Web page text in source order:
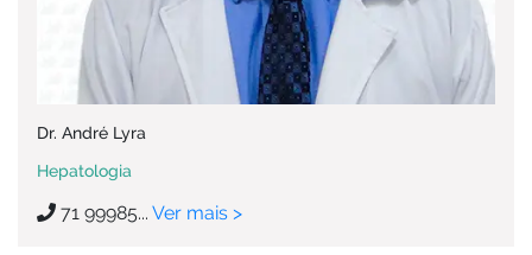
Dr. André Lyra
Hepatologia
71 99985... Ver mais >